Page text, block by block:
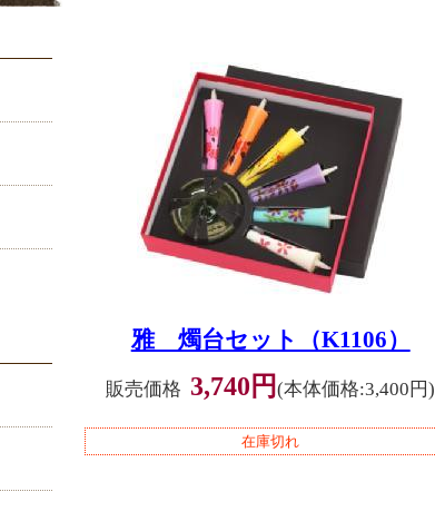
雅 燭台セット（K1106）
販売価格 3,740円(本体価格:3,400円)
在庫切れ